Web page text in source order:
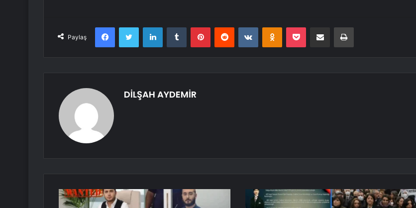
Paylaş
FacebookTwitter LinkedInTumblr PinterestReddit VKontakteOdnoklassniki
Pocket E-Posta ile paylaş Yazdır
DİLŞAH AYDEMİR